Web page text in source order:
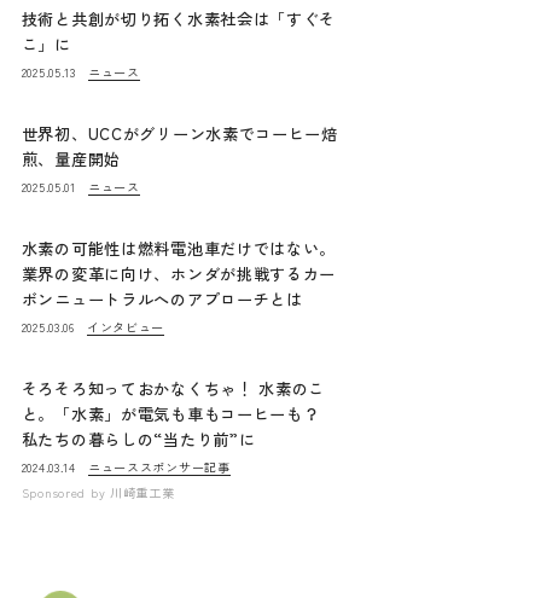
技術と共創が切り拓く水素社会は「すぐそ
こ」に
2025.05.13 ニュース
世界初、UCCがグリーン水素でコーヒー焙
煎、量産開始
2025.05.01 ニュース
水素の可能性は燃料電池車だけではない。
業界の変革に向け、ホンダが挑戦するカー
ボンニュートラルへのアプローチとは
2025.03.06 インタビュー
そろそろ知っておかなくちゃ！ 水素のこ
と。「水素」が電気も車もコーヒーも？
私たちの暮らしの“当たり前”に
2024.03.14 ニュース スポンサー記事
Sponsored by 川崎重工業